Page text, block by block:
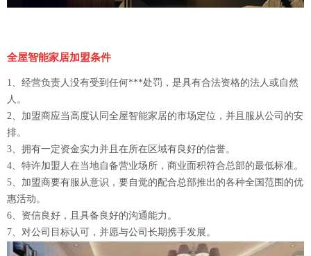
全屋智能家居加盟条件
1、经营负责人没有受到任何***处罚，是具有合法资格的法人或自然
人。
2、加盟商应当高度认同全屋智能家居的市场定位，并且服从公司的安
排。
3、拥有一定资金实力并且在所在区域有良好的信誉。
4、特许加盟人在当地自备营业场所，商业面积符合总部的最低标准。
5、加盟商要有服从意识，要自觉的配合总部推出的各种全国范围的优
惠活动。
6、资信良好，且具备良好的沟通能力。
7、对公司目标认可，并愿与公司长期携手发展。